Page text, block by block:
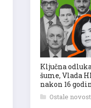
Ključna
šume, Vlada
nakon 16
Ostale